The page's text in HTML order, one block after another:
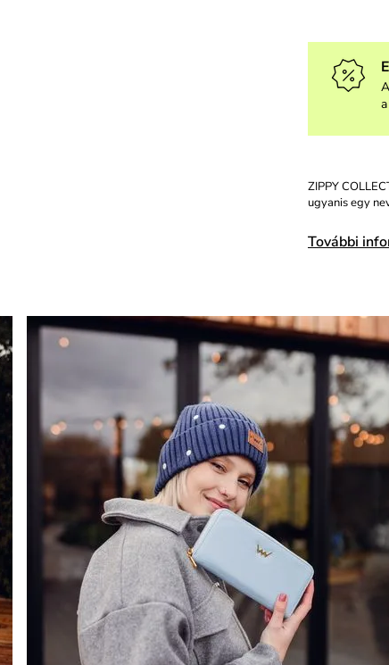
A
a
ZIPPY
ugyanis egy
További